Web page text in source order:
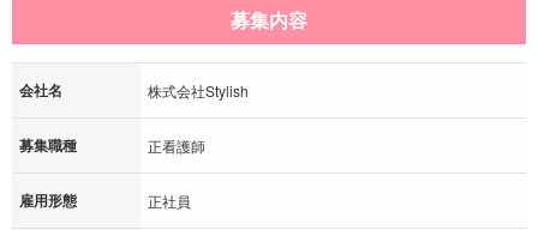
募集内容
会社名 株式会社Stylish
募集職種 正看護師
雇用形態 正社員